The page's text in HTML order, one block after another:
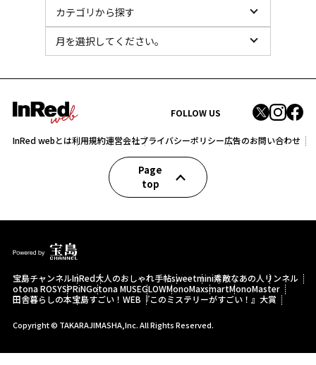
FOLLOW US
InRed webとは利用規約運営会社プライバシーポリシー広告のお問い合わせ
Page
top
宝島チャンネルInRed大人のおしゃれ手帖sweetmini素敵なあの人 リンネル
otona ROSYSPRiNGotona MUSEGLOWMonoMaxsmartMonoMaster
田舎暮らしの本宝島すごい！WEB 『このミステリーがすごい！』大賞
Copyright © TAKARAJIMASHA,Inc. All Rights Reserved.